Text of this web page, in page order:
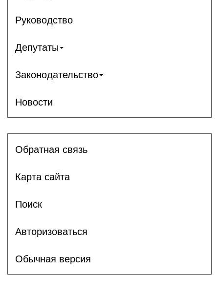
Руководство
Депутаты
Законодательство
Новости
Обратная связь
Карта сайта
Поиск
Авторизоваться
Обычная версия